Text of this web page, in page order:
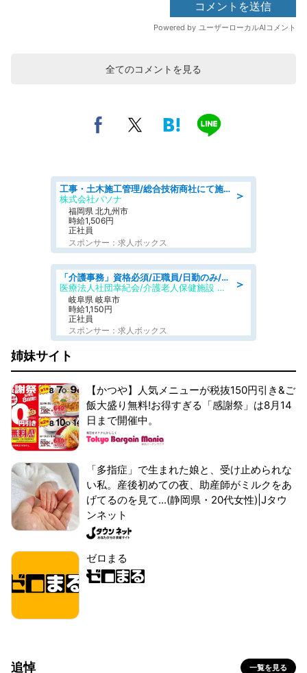
全てのコメントを見る
＞
工事・土木施工管理/総合技術商社にて施工管理のお仕事/即日勤務可/車通勤可/工事・土木施工管理/生産・品質管理
株式会社パソナ
福岡県 北九州市
時給1,506円
正社員
スポンサー：求人ボックス
＞
「介護事務」資格必須/正職員/日勤のみ/介護老人保健施設
医療法人社団幸紀会/介護老人保健施設 グリーンビラ安江
岐阜県 岐阜市
時給1,150円
正社員
スポンサー：求人ボックス
姉妹サイト
【かつや】人気メニューが税抜150円引き&ご
飯大盛り無料!お得すぎる「感謝祭」は8月14
日まで開催中。
「多指症」で生まれた娘と、受け止められな
い私。産後初めての夜、助産師がミルクをあ
げてるのを見て...(静岡県・20代女性)|Jタウ
ンネット
ゼロまる
追悼 一覧を見る